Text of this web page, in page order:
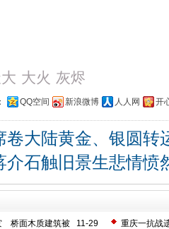
大火 灰烬
QQ空间 新浪微博 人人网 开
卷大陆黄金、银圆转
介石触旧景生悲情愤
11-29
桥面木质建筑被
重庆一抗战